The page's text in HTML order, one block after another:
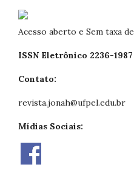
Acesso aberto e Sem taxa
ISSN Eletrônico 2236-1987
Contato:
revista.jonah@ufpel.edu.br
Mídias Sociais: